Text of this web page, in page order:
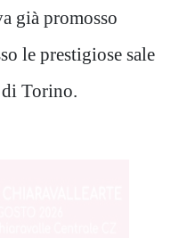
già promosso
le prestigiose sale
Torino.